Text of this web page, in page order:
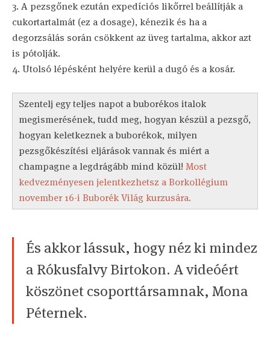
3. A pezsgőnek ezután expedíciós likőrrel beállítják a
cukortartalmát (ez a dosage), kénezik és ha a
degorzsálás során csökkent az üveg tartalma, akkor azt
is pótolják.
4. Utolsó lépésként helyére kerül a dugó és a kosár.
Szentelj egy teljes napot a buborékos italok
megismerésének, tudd meg, hogyan készül a pezsgő,
hogyan keletkeznek a buborékok, milyen
pezsgőkészítési eljárások vannak és miért a
champagne a legdrágább mind közül! Most
kedvezményesen jelentkezhetsz a Borkollégium
november 16-i Buborék Világ kurzusára.
És akkor lássuk, hogy néz ki mindez
a Rókusfalvy Birtokon. A videóért
köszönet csoporttársamnak, Mona
Péternek.